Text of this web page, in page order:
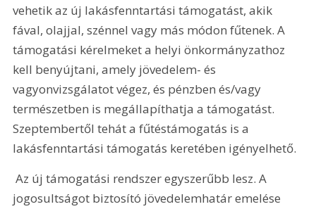
vehetik az új lakásfenntartási támogatást, akik
fával, olajjal, szénnel vagy más módon fűtenek. A
támogatási kérelmeket a helyi önkormányzathoz
kell benyújtani, amely jövedelem- és
vagyonvizsgálatot végez, és pénzben és/vagy
természetben is megállapíthatja a támogatást.
Szeptembertől tehát a fűtéstámogatás is a
lakásfenntartási támogatás keretében igényelhető.
Az új támogatási rendszer egyszerűbb lesz. A
jogosultságot biztosító jövedelemhatár emelése